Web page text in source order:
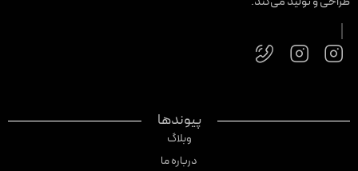
پیوندها
وبلاگ
درباره ما